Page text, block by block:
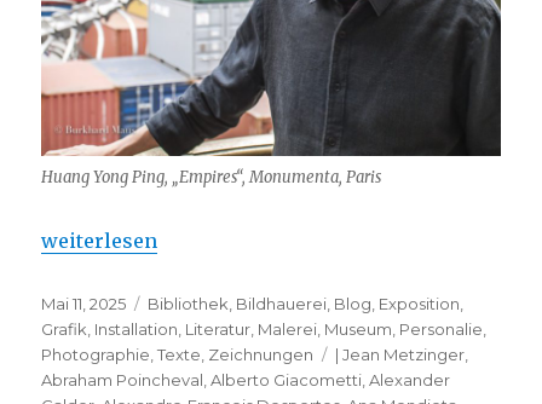
Huang Yong Ping, „Empires“, Monumenta, Paris
„L’animal dans l’art – à Landerneau“
weiterlesen
Veröffentlicht
am
Mai 11, 2025 Kategorien
Bibliothek, Bildhauerei, Blog, Exposition,
Grafik, Installation, Literatur, Malerei, Museum, Personalie,
Photographie,Texte, Zeichnungen Schlagwörter
| Jean Metzinger,
Abraham Poincheval,Alberto Giacometti,Alexander